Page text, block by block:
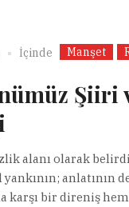
İçinde Manşet
Şiiri
alanı olarak
anlatının
karşı bir direniş